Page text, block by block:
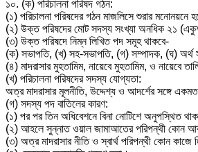
১০. (ক) পরিচালনা পরিষদ গঠন:
(১) পরিচালনা পরিষদের গঠন মাজলিসে শুরার মনোনয়নে
(২) উক্ত পরিষদের মোট সদস্য সংখ্যা অনধিক ২১
(৩) উক্ত পরিষদে নিম্ন লিখিত পদ সমূহ থাকবে-
(ক) সভাপতি, (খ) সহ-সভাপতি, (গ) সম্পাদক, (ঘ) অর্থ
(৪) মাদরাসার মুহতামিম, নায়েবে মুহতামিম, ও নায়েবে
(খ) পরিচালনা পরিষদের সদস্য যোগ্যতা:
অত্র মাদরাসার মূলনীতি, উদ্দেশ্য ও আদর্শের সঙ্গে
(গ) সদস্য পদ বাতিলের কারণ:
(১) পর পর তিন অধিবেশনে বিনা নোটিশে অনুপস্থিত
(২) আহলে সুন্নাত ওয়াল জামাআতের পরিপন্থী কোন
(৩) অত্র মাদরাসার নীতি ও স্বার্থ পরিপন্থী কোন কাজে